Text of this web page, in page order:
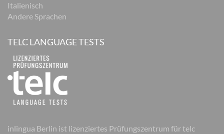
Italienisch
Andere Sprachen
TELC LANGUAGE TESTS
inlingua Berlin ist lizenziertes Prüfungszentrum für telc